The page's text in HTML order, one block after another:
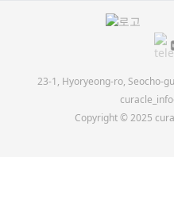
23-1, Hyoryeong-ro, Seocho-
Copyright © 2025